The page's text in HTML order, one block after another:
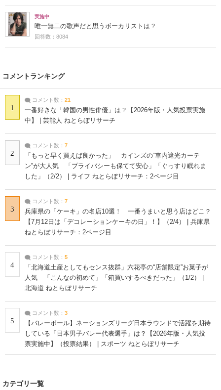
実施中
唯一無二の歌声だと思うボーカリストは？
回答数：8084
コメントランキング
1
コメント数： 21
一番好きな「韓国の男性俳優」は？【2026年版・人気投票実施
中】 | 芸能人 ねとらぼリサーチ
2
コメント数： 7
「もっと早く買えば良かった」 カインズの“車内遮光カーテ
ン”が大人気 「プライバシーも保てて安心」「ぐっすり眠れま
した」（2/2） | ライフ ねとらぼリサーチ：2ページ目
3
コメント数： 7
兵庫県の「ケーキ」の名店10選！ 一番うまいと思う店はどこ？
【7月12日は「デコレーションケーキの日」！】（2/4） | 兵庫県
ねとらぼリサーチ：2ページ目
4
コメント数： 5
「北海道土産としてもセンス抜群」六花亭の“店舗限定”お菓子が
人気 「こんなの初めて」「箱買いするべきだった」（1/2） |
北海道 ねとらぼリサーチ
5
コメント数： 3
【バレーボール】ネーションズリーグ日本ラウンドで活躍を期待
している「日本男子バレー代表選手」は？【2026年版・人気投
票実施中】（投票結果） | スポーツ ねとらぼリサーチ
カテゴリ一覧